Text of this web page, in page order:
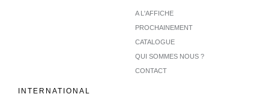
A L'AFFICHE
PROCHAINEMENT
CATALOGUE
QUI SOMMES NOUS ?
CONTACT
INTERNATIONAL